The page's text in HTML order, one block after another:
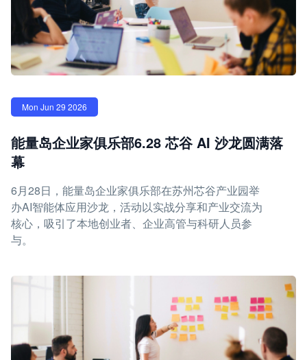
Mon Jun 29 2026
能量岛企业家俱乐部6.28 芯谷 AI 沙龙圆满落
幕
6月28日，能量岛企业家俱乐部在苏州芯谷产业园举
办AI智能体应用沙龙，活动以实战分享和产业交流为
核心，吸引了本地创业者、企业高管与科研人员参
与。